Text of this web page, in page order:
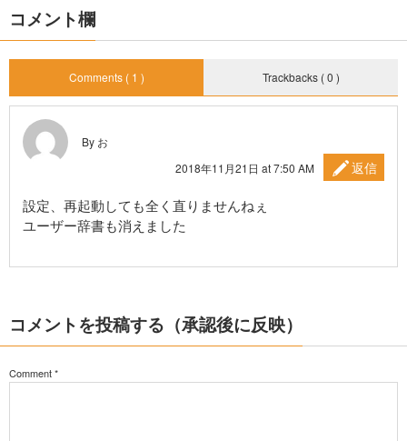
コメント欄
Comments ( 1 ) Trackbacks ( 0 )
By お
2018年11月21日 at 7:50 AM
返信
設定、再起動しても全く直りませんねぇ
ユーザー辞書も消えました
コメントを投稿する（承認後に反映）
Comment*